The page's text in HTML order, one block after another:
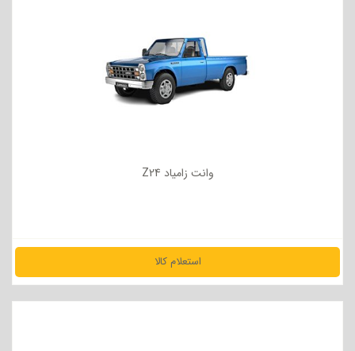
وانت زامیاد Z24
استعلام کالا
مشاهده جزئیات